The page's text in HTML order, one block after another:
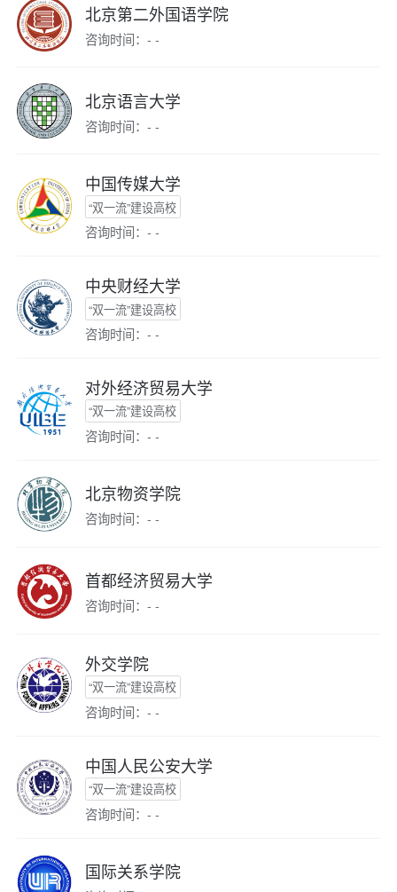
北京第二外国语学院
咨询时间：- -
北京语言大学
咨询时间：- -
中国传媒大学
“双一流”建设高校
咨询时间：- -
中央财经大学
“双一流”建设高校
咨询时间：- -
对外经济贸易大学
“双一流”建设高校
咨询时间：- -
北京物资学院
咨询时间：- -
首都经济贸易大学
咨询时间：- -
外交学院
“双一流”建设高校
咨询时间：- -
中国人民公安大学
“双一流”建设高校
咨询时间：- -
国际关系学院